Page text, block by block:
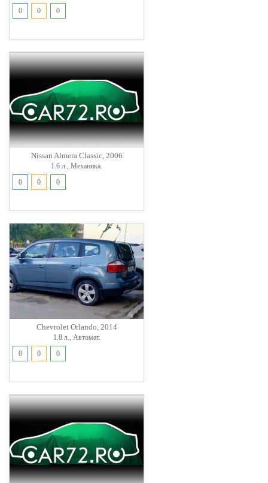
0
0 0
Nissan Almera Classic, 2006
1.6 л., Механика.
0
0 0
Chevrolet Orlando, 2014
1.8 л., Автомат.
0
0 0